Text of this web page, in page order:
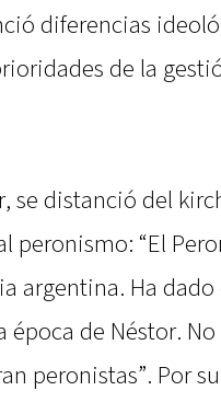
diferencias
de la
se distanció del
peronismo: “El
argentina. Ha dado
época de Néstor.
peronistas”. Por